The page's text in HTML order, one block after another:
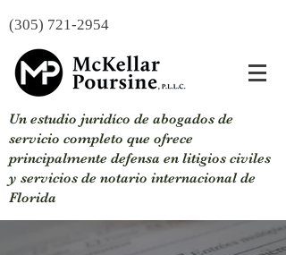
(305) 721-2954
Un estudio juridíco de abogados de
servicio completo que ofrece
principalmente defensa en litigios civiles
y servicios de notario internacional de
Florida